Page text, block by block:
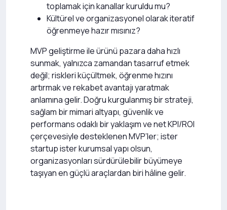
toplamak için kanallar kuruldu mu?
Kültürel ve organizasyonel olarak iteratif
öğrenmeye hazır mısınız?
MVP geliştirme ile ürünü pazara daha hızlı
sunmak, yalnızca zamandan tasarruf etmek
değil; riskleri küçültmek, öğrenme hızını
artırmak ve rekabet avantajı yaratmak
anlamına gelir. Doğru kurgulanmış bir strateji,
sağlam bir mimari altyapı, güvenlik ve
performans odaklı bir yaklaşım ve net KPI/ROI
çerçevesiyle desteklenen MVP’ler; ister
startup ister kurumsal yapı olsun,
organizasyonları sürdürülebilir büyümeye
taşıyan en güçlü araçlardan biri hâline gelir.